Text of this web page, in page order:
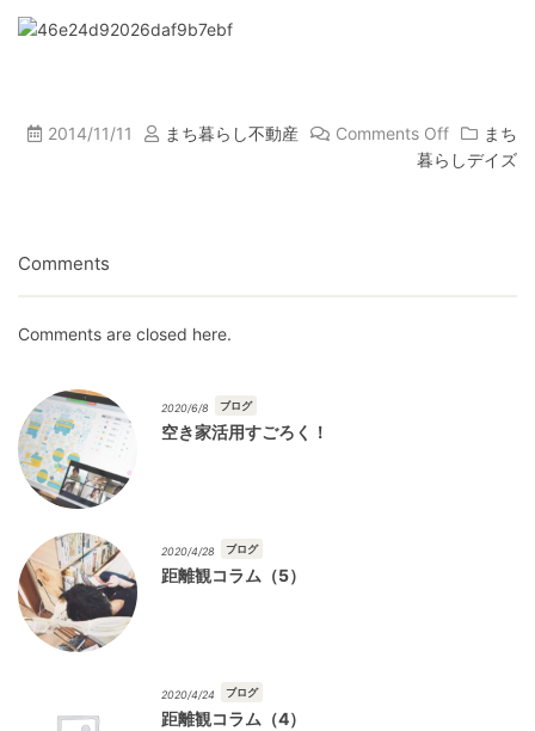
2014/11/11 まち暮らし不動産 Comments Off
まち
暮らしデイズ
Comments
Comments are closed here.
2020/6/8 ブログ
空き家活用すごろく！
2020/4/28 ブログ
距離観コラム（5）
2020/4/24 ブログ
距離観コラム（4）